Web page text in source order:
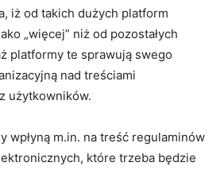
iż od takich dużych platform
„więcej” niż od pozostałych
platformy te sprawują swego
nad treściami
użytkowników.
wpłyną m.in. na treść regulaminów
które trzeba będzie